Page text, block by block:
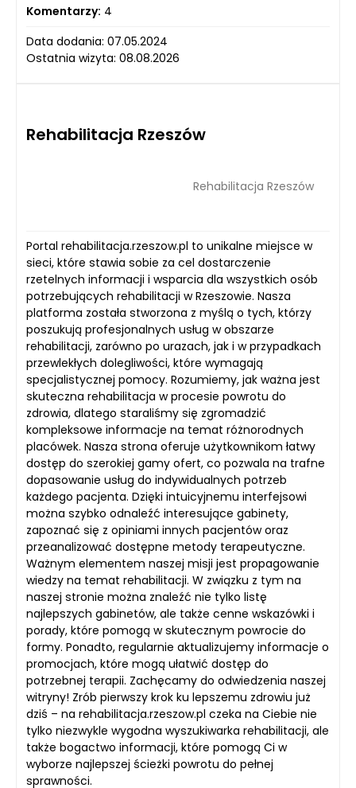
Komentarzy: 4
Data dodania: 07.05.2024
Ostatnia wizyta: 08.08.2026
Rehabilitacja Rzeszów
Rehabilitacja Rzeszów
Portal rehabilitacja.rzeszow.pl to unikalne miejsce w
sieci, które stawia sobie za cel dostarczenie
rzetelnych informacji i wsparcia dla wszystkich osób
potrzebujących rehabilitacji w Rzeszowie. Nasza
platforma została stworzona z myślą o tych, którzy
poszukują profesjonalnych usług w obszarze
rehabilitacji, zarówno po urazach, jak i w przypadkach
przewlekłych dolegliwości, które wymagają
specjalistycznej pomocy. Rozumiemy, jak ważna jest
skuteczna rehabilitacja w procesie powrotu do
zdrowia, dlatego staraliśmy się zgromadzić
kompleksowe informacje na temat różnorodnych
placówek. Nasza strona oferuje użytkownikom łatwy
dostęp do szerokiej gamy ofert, co pozwala na trafne
dopasowanie usług do indywidualnych potrzeb
każdego pacjenta. Dzięki intuicyjnemu interfejsowi
można szybko odnaleźć interesujące gabinety,
zapoznać się z opiniami innych pacjentów oraz
przeanalizować dostępne metody terapeutyczne.
Ważnym elementem naszej misji jest propagowanie
wiedzy na temat rehabilitacji. W związku z tym na
naszej stronie można znaleźć nie tylko listę
najlepszych gabinetów, ale także cenne wskazówki i
porady, które pomogą w skutecznym powrocie do
formy. Ponadto, regularnie aktualizujemy informacje o
promocjach, które mogą ułatwić dostęp do
potrzebnej terapii. Zachęcamy do odwiedzenia naszej
witryny! Zrób pierwszy krok ku lepszemu zdrowiu już
dziś – na rehabilitacja.rzeszow.pl czeka na Ciebie nie
tylko niezwykle wygodna wyszukiwarka rehabilitacji, ale
także bogactwo informacji, które pomogą Ci w
wyborze najlepszej ścieżki powrotu do pełnej
sprawności.